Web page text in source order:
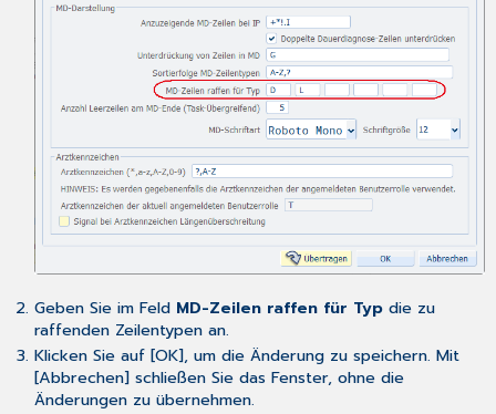
Geben Sie im Feld MD-Zeilen raffen für Typdie zu
raffenden Zeilentypen an.
Klicken Sie auf [OK], um die Änderung zu speichern. Mit
[Abbrechen] schließen Sie das Fenster, ohne die
Änderungen zu übernehmen.